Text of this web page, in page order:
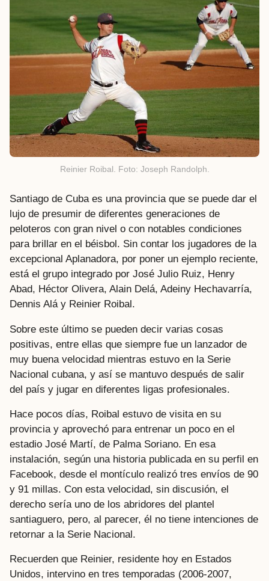
Reinier Roibal. Foto: Joseph Randolph.
Santiago de Cuba es una provincia que se puede dar el
lujo de presumir de diferentes generaciones de
peloteros con gran nivel o con notables condiciones
para brillar en el béisbol. Sin contar los jugadores de la
excepcional Aplanadora, por poner un ejemplo reciente,
está el grupo integrado por José Julio Ruiz, Henry
Abad, Héctor Olivera, Alain Delá, Adeiny Hechavarría,
Dennis Alá y Reinier Roibal.
Sobre este último se pueden decir varias cosas
positivas, entre ellas que siempre fue un lanzador de
muy buena velocidad mientras estuvo en la Serie
Nacional cubana, y así se mantuvo después de salir
del país y jugar en diferentes ligas profesionales.
Hace pocos días, Roibal estuvo de visita en su
provincia y aprovechó para entrenar un poco en el
estadio José Martí, de Palma Soriano. En esa
instalación, según una historia publicada en su perfil en
Facebook, desde el montículo realizó tres envíos de 90
y 91 millas. Con esta velocidad, sin discusión, el
derecho sería uno de los abridores del plantel
santiaguero, pero, al parecer, él no tiene intenciones de
retornar a la Serie Nacional.
Recuerden que Reinier, residente hoy en Estados
Unidos, intervino en tres temporadas (2006-2007,